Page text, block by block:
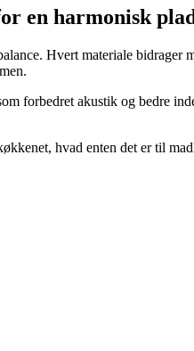
en harmonisk
Hvert materiale
forbedret akustik og bedre
hvad enten det er til